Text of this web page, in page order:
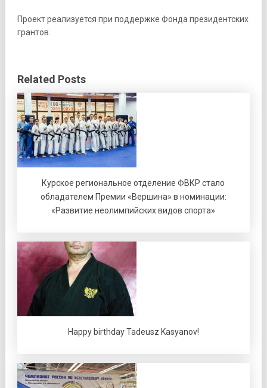
Проект реализуется при поддержке Фонда президентских
грантов.
Related Posts
Курское региональное отделение ФВКР стало
обладателем Премии «Вершина» в номинации:
«Развитие неолимпийских видов спорта»
Happy birthday Tadeusz Kasyanov!